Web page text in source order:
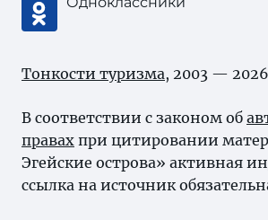
Тонкости туризма, 2003 — 2026
В соответствии с законом об
правах при цитировании
Эгейские острова» активная
ссылка на источник